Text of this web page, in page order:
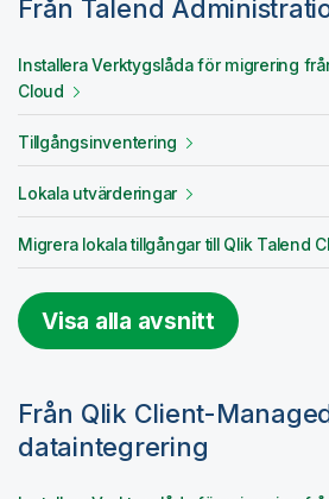
Från Talend
InstalleraVerktygslåda för migrering
Cloud
Tillgångsinventering
Lokala utvärderingar
Migrera lokala tillgångar till Qlik Talend
Visa alla avsnitt
Från Qlik Client-
dataintegrering